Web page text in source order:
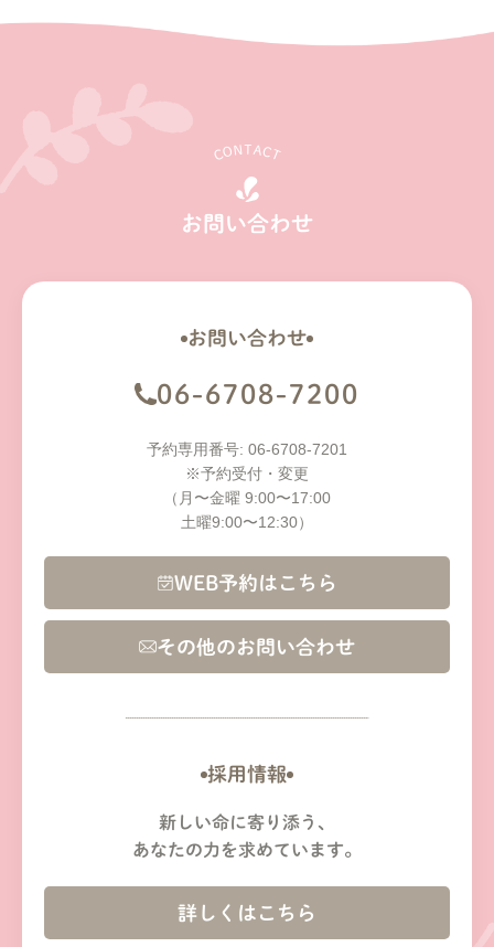
CONTACT
お問い合わせ
お問い合わせ
06-6708-7200
予約専用番号: 06-6708-7201
※予約受付・変更
（月〜金曜 9:00〜17:00
土曜9:00〜12:30）
WEB予約はこちら
その他のお問い合わせ
採用情報
新しい命に寄り添う、
あなたの力を求めています。
詳しくはこちら